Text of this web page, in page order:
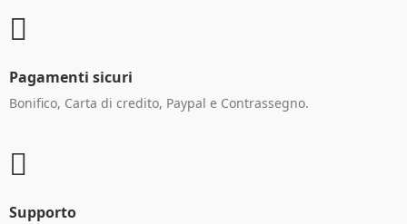
Pagamenti sicuri
Bonifico, Carta di credito, Paypal e Contrassegno.
Supporto